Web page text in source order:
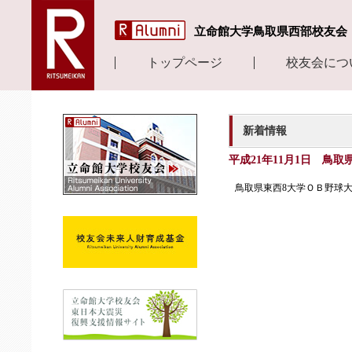
立命館大学鳥取県西部校友会
トップページ 校友会につ
新着情報
平成21年11月1日 鳥取
鳥取県東西8大学ＯＢ野球